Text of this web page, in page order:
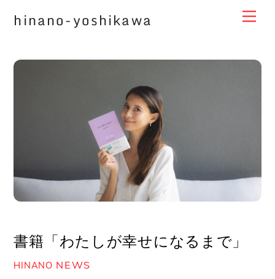
hinano-yoshikawa
書籍「わたしが幸せになるまで」
HINANO NEWS